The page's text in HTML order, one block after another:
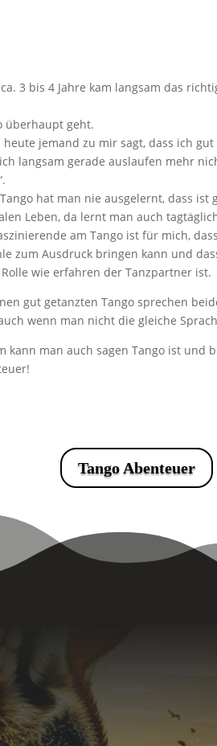
3 bis 4 Jahre kam langsam das
überhaupt geht.
heute jemand zu mir sagt, dass ich
langsam gerade auslaufen mehr
hat man nie ausgelernt, dass ist
Leben, da lernt man auch
am Tango ist für mich,
zum Ausdruck bringen kann und
wie erfahren der Tanzpartner ist.
gut getanzten Tango sprechen
wenn man nicht die gleiche
kann man auch sagen Tango ist und
Tango Abenteuer